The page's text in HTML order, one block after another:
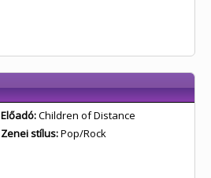
Előadó:Children of Distance
Zenei stílus:Pop/Rock